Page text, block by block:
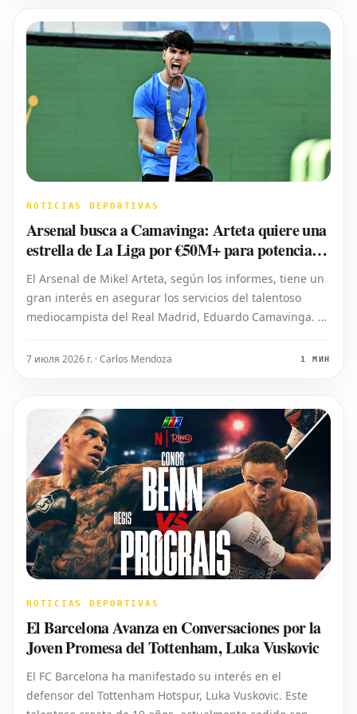
NOTICIAS DEPORTIVAS
Arsenal busca a Camavinga: Arteta quiere una
estrella de La Liga por €50M+ para potenciar
el mediocampo
El Arsenal de Mikel Arteta, según los informes, tiene un
gran interés en asegurar los servicios del talentoso
mediocampista del Real Madrid, Eduardo Camavinga. El
tema de mucha especulación. Aunque muy valorado,
7 июля 2026 г. · Carlos Mendoza 1 МИН
NOTICIAS DEPORTIVAS
El Barcelona Avanza en Conversaciones por la
Joven Promesa del Tottenham, Luka Vuskovic
El FC Barcelona ha manifestado su interés en el
defensor del Tottenham Hotspur, Luka Vuskovic. Este